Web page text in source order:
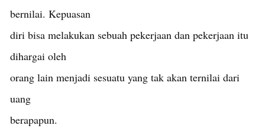
bernilai. Kepuasan
diri bisa melakukan sebuah pekerjaan dan pekerjaan itu
dihargai oleh
orang lain menjadi sesuatu yang tak akan ternilai dari
uang
berapapun.